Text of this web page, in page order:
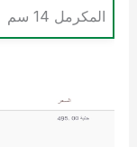
المكرمل 14 سم